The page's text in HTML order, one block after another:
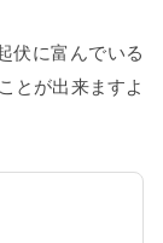
伏に富んでいる
とが出来ますよ